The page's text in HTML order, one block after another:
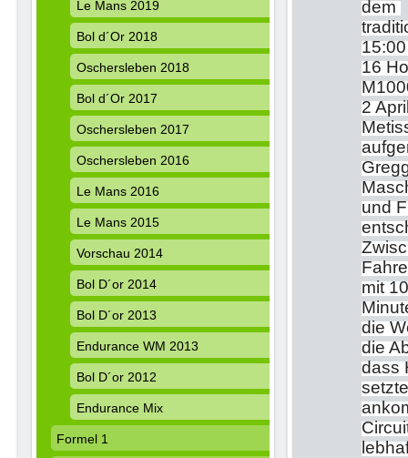
dem
16
2
und
mit
die
die
dass
Le Mans 2019
Bol d´Or 2018
Oschersleben 2018
Bol d´Or 2017
Oschersleben 2017
Oschersleben 2016
Le Mans 2016
Le Mans 2015
Vorschau 2014
Bol D´or 2014
Bol D´or 2013
Endurance WM 2013
Bol D´or 2012
Endurance Mix
Formel 1